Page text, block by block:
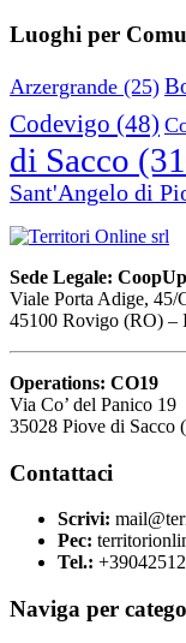
Luoghi per
Arzergrande (25)
Codevigo (48)
di Sacco
Sant'Angelo di
Sede Legale:
Viale Porta Adige, 45/
45100 Rovigo (RO) –
Operations: CO19
Via Co’ del Panico 19
35028 Piove di
Contattaci
Scrivi:
Pec:
Tel.:
Naviga per